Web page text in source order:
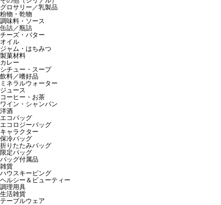
グロサリー／乳製品
粉物・乾物
調味料・ソース
缶詰／瓶詰
チーズ・バター
オイル
ジャム・はちみつ
製菓材料
カレー
シチュー・スープ
飲料／嗜好品
ミネラルウォーター
ジュース
コーヒー・お茶
ワイン・シャンパン
洋酒
エコバッグ
エコロジーバッグ
キャラクター
保冷バッグ
折りたたみバッグ
限定バッグ
バッグ付属品
雑貨
ハウスキーピング
ヘルシー＆ビューティー
調理用具
生活雑貨
テーブルウェア